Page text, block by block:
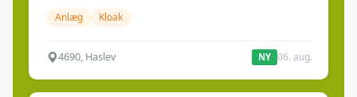
Anlæg Kloak
4690, Haslev NY 06. aug.